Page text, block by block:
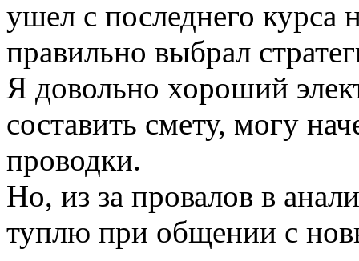
ушел с последнего курса
правильно выбрал
Я довольно хороший
составить смету, могу
проводки.
Но, из за провалов в
туплю при общении с